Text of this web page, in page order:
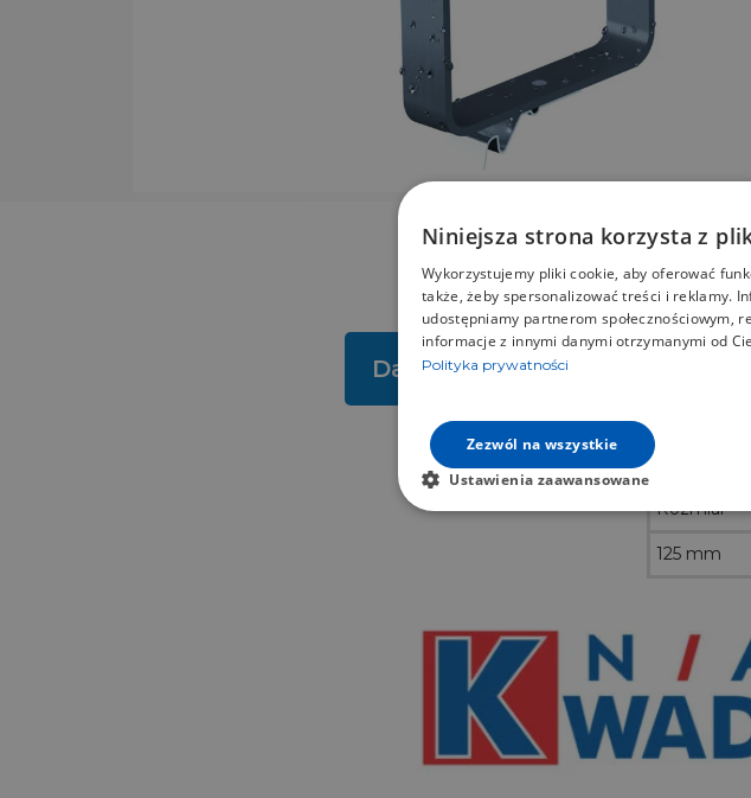
Dane techniczne
Haki ze spinką
Rozmiar
125 mm
Niniejsza strona korzysta z
Wykorzystujemy pliki cookie, aby oferować
także, żeby spersonalizować treści i reklamy.
udostępniamy partnerom społecznościowym,
informacje z innymi danymi otrzymanymi od
Polityka prywatności
Zezwól na wszystkie
Ustawienia zaawansowane